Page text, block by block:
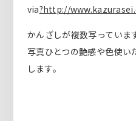
via?http://
かんざしが複数写っていま
写真ひとつの艶感や色使
します。